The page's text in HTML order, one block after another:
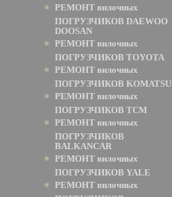
РЕМОНТ вилочных
ПОГРУЗЧИКОВ DAEWOO
DOOSAN
РЕМОНТ вилочных
ПОГРУЗЧИКОВ TOYOTA
РЕМОНТ вилочных
ПОГРУЗЧИКОВ KOMATSU
РЕМОНТ вилочных
ПОГРУЗЧИКОВ TCM
РЕМОНТ вилочных
ПОГРУЗЧИКОВ
BALKANCAR
РЕМОНТ вилочных
ПОГРУЗЧИКОВ YALE
РЕМОНТ вилочных